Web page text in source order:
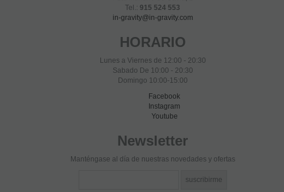
Tel.: 915 524 553
in-gravity@in-gravity.com
HORARIO
Lunes a Viernes de 12:00 - 20:30
Sabado De 10:00 - 20:30
Domingo 10:00-15:00
Facebook
Instagram
Youtube
Newsletter
Manténgase al día de nuestras novedades y ofertas